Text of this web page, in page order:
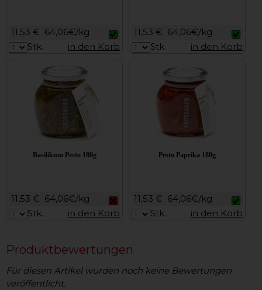
11,53 € 64,06€/kg
Stk.
in den Korb
11,53 € 64,06€/kg
Stk.
in den Korb
Basilikum Pesto 180g
11,53 € 64,06€/kg
Stk.
in den Korb
Pesto Paprika 180g
11,53 € 64,06€/kg
Stk.
in den Korb
Produktbewertungen
Für diesen Artikel wurden noch keine Bewertungen
veröffentlicht.